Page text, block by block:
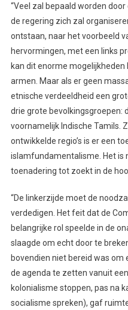
“Veel zal bepaald worden
de regering zich zal
ontstaan, naar het voorbeeld
hervormingen, met een links
kan dit enorme
armen. Maar als er geen
etnische verdeeldheid een
drie grote bevolkingsgroepen:
voornamelijk Indische Tamils.
ontwikkelde regio’s is er een
islamfundamentalisme. Het is
toenadering tot zoekt in de
“De linkerzijde moet de
verdedigen. Het feit dat de
belangrijke rol speelde in de
slaagde om echt door te
bovendien niet bereid was
de agenda te zetten vanuit
kolonialisme stoppen, pas na
socialisme spreken), gaf